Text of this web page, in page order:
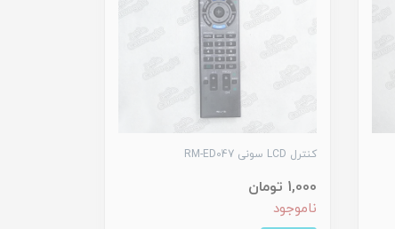
کنترل LCD سونی RM-ED047
1,000 تومان
ناموجود